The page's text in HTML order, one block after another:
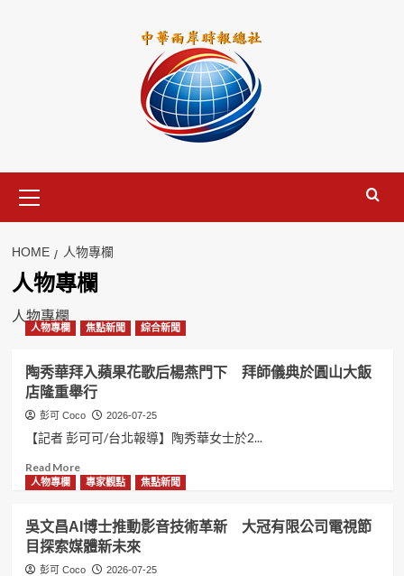
Menu
HOME 人物專欄
人物專欄
人物專欄
人物專欄 焦點新聞 綜合新聞
陶秀華拜入蘋果花歌后楊燕門下 拜師儀典於圓山大飯
店隆重舉行
彭可 Coco 2026-07-25
【記者 彭可可/台北報導】陶秀華女士於2...
Read MoreRead
more
陶
秀
華
拜
人物專欄 專家觀點 焦點新聞
吳文昌AI博士推動影音技術革新 大冠有限公司電視節
目探索媒體新未來
彭可 Coco 2026-07-25